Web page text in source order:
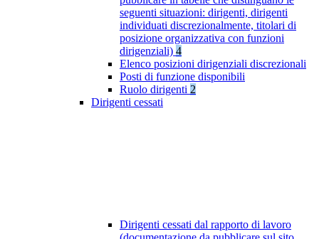
seguenti situazioni: dirigenti, dirigenti
individuati discrezionalmente, titolari di
posizione organizzativa con funzioni
dirigenziali) 4
Elenco posizioni dirigenziali discrezionali
Posti di funzione disponibili
Ruolo dirigenti 2
Dirigenti cessati
Dirigenti cessati dal rapporto di lavoro